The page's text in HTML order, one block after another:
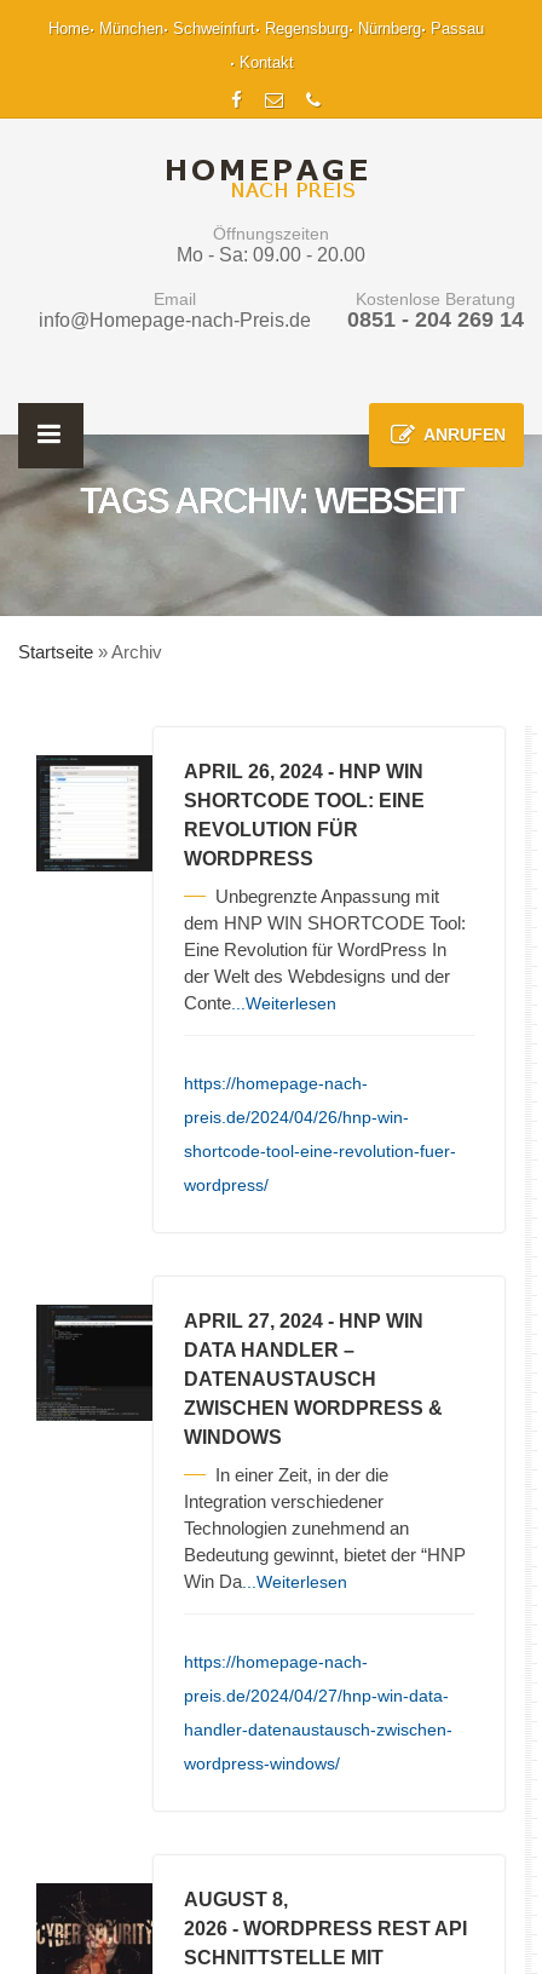
Home München Schweinfurt Regensburg Nürnberg
Passau
Kontakt
Öffnungszeiten
Mo - Sa: 09.00 - 20.00
Email
info@Homepage-nach-Preis.de
Kostenlose Beratung
0851 - 204 269 14
ANRUFEN
TAGS ARCHIV: WEBSEIT
Startseite »Archiv
APRIL 26, 2024 - HNP WIN
SHORTCODE TOOL: EINE
REVOLUTION FÜR
WORDPRESS
Unbegrenzte Anpassung mit
dem HNP WIN SHORTCODE Tool:
Eine Revolution für WordPress In
der Welt des Webdesigns und der
Conte ...Weiterlesen
https://homepage-nach-
preis.de/2024/04/26/hnp-win-
shortcode-tool-eine-revolution-fuer-
wordpress/
APRIL 27, 2024 - HNP WIN
DATA HANDLER –
DATENAUSTAUSCH
ZWISCHEN WORDPRESS &
WINDOWS
In einer Zeit, in der die
Integration verschiedener
Technologien zunehmend an
Bedeutung gewinnt, bietet der “HNP
Win Da ...Weiterlesen
https://homepage-nach-
preis.de/2024/04/27/hnp-win-data-
handler-datenaustausch-zwischen-
wordpress-windows/
AUGUST 8,
2026 - WORDPRESS REST API
SCHNITTSTELLE MIT